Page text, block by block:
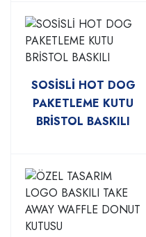
SOSİSLİ HOT DOG
PAKETLEME KUTU
BRİSTOL BASKILI